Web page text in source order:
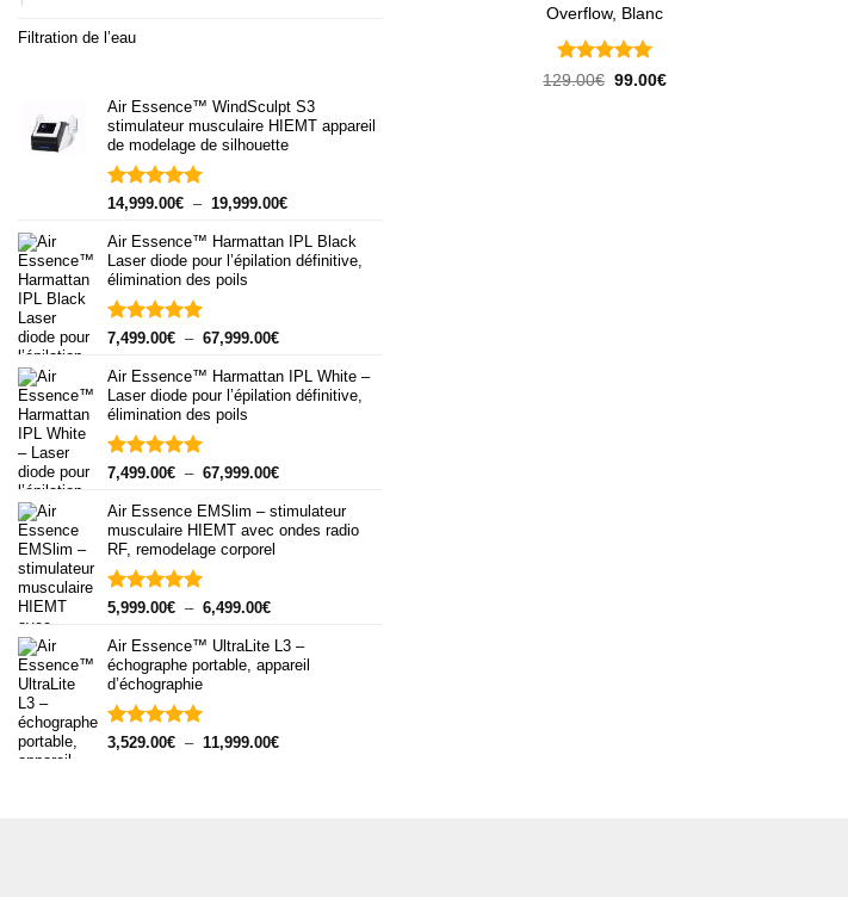
Filtration de l’eau
Air Essence™ WindSculpt S3
stimulateur musculaire HIEMT appareil
de modelage de silhouette
Note5.00
14,999.00€ – 19,999.00€Plage
prix :
14,999.00€
Air Essence™ Harmattan IPL Black
Laser diode pour l’épilation définitive,
élimination des poils
Note5.00
7,499.00€ – 67,999.00€Plage
prix :
7,499.00€
Air Essence™ Harmattan IPL White –
Laser diode pour l’épilation définitive,
élimination des poils
Note5.00
7,499.00€ – 67,999.00€Plage
prix :
7,499.00€
Air Essence EMSlim – stimulateur
musculaire HIEMT avec ondes radio
RF, remodelage corporel
Note5.00
5,999.00€ – 6,499.00€Plage
prix :
5,999.00€
Air Essence™ UltraLite L3 –
échographe portable, appareil
d’échographie
Note5.00
3,529.00€ – 11,999.00€Plage
Overflow, Blanc
Note5 sur
129.00€ Le
99.00€Le